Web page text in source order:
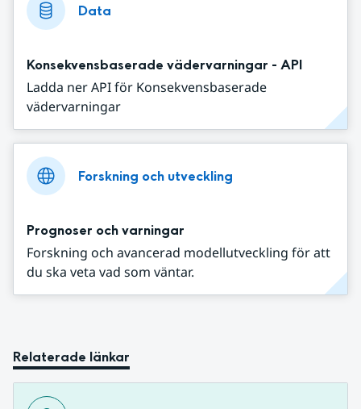
Data
Konsekvensbaserade vädervarningar - API
Ladda ner API för Konsekvensbaserade
vädervarningar
Forskning och utveckling
Prognoser och varningar
Forskning och avancerad modellutveckling för att
du ska veta vad som väntar.
Relaterade länkar